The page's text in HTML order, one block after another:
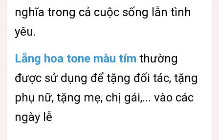
nghĩa trong cả cuộc sống lẫn tình
yêu.
Lẵng hoa tone màu tím thường
được sử dụng để tặng đối tác, tặng
phụ nữ, tặng mẹ, chị gái,... vào các
ngày lễ